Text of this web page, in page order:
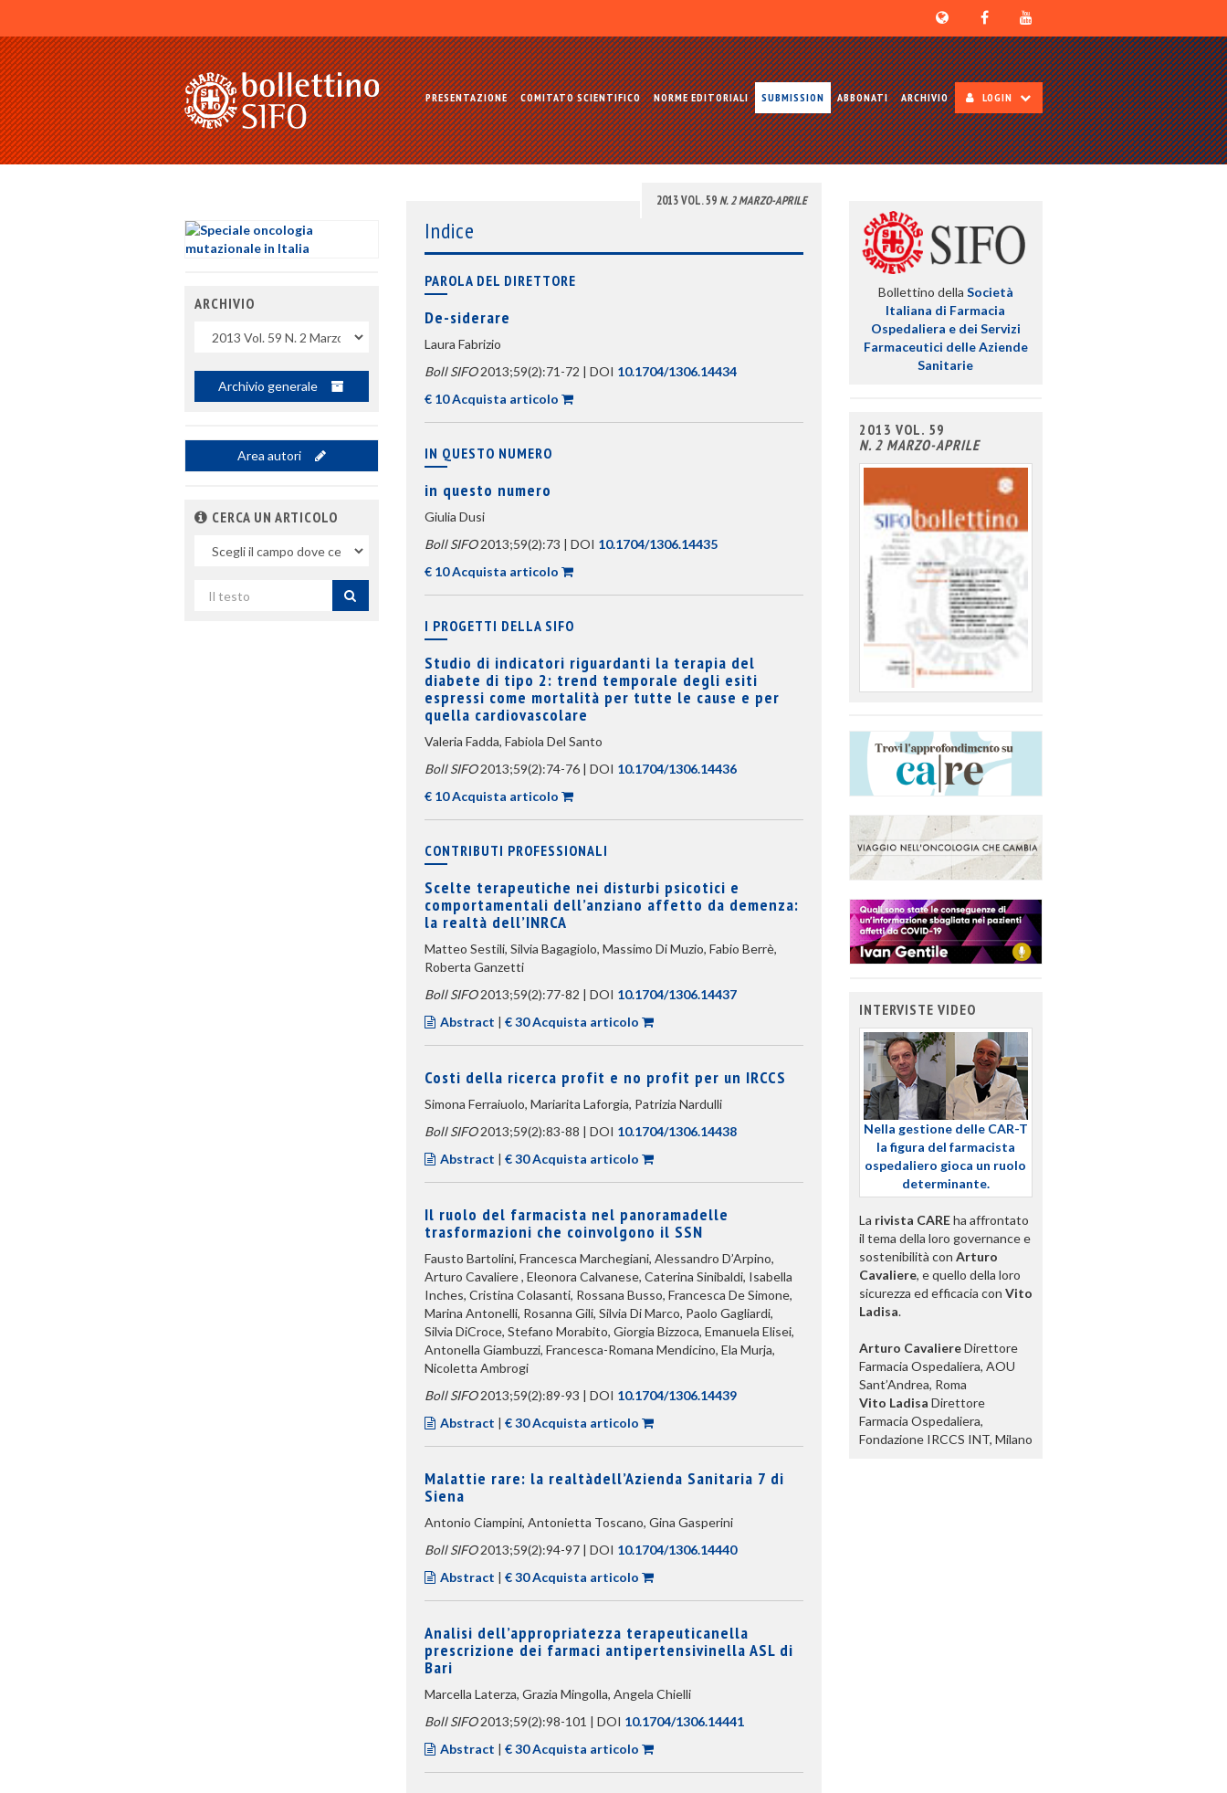
PRESENTAZIONE COMITATO SCIENTIFICO NORME EDITORIALI SUBMISSION ABBONATI ARCHIVIO LOGIN
2013 VOL. 59N. 2 MARZO-APRILE
Indice
PAROLA DEL DIRETTORE
De-siderare
Laura Fabrizio
Boll SIFO2013;59(2):71-72 | DOI 10.1704/1306.14434
€ 10 Acquista articolo
IN QUESTO NUMERO
in questo numero
Giulia Dusi
Boll SIFO2013;59(2):73 | DOI 10.1704/1306.14435
€ 10 Acquista articolo
I PROGETTI DELLA SIFO
Studio di indicatori riguardanti la terapia del
diabete di tipo 2: trend temporale degli esiti
espressi come mortalità per tutte le cause e per
quella cardiovascolare
Valeria Fadda, Fabiola Del Santo
Boll SIFO2013;59(2):74-76 | DOI 10.1704/1306.14436
€ 10 Acquista articolo
CONTRIBUTI PROFESSIONALI
Scelte terapeutiche nei disturbi psicotici e
comportamentali dell’anziano affetto da demenza:
la realtà dell’INRCA
Matteo Sestili, Silvia Bagagiolo, Massimo Di Muzio, Fabio Berrè,
Roberta Ganzetti
Boll SIFO2013;59(2):77-82 | DOI 10.1704/1306.14437
Abstract | € 30 Acquista articolo
Costi della ricerca profit e no profit per un IRCCS
Simona Ferraiuolo, Mariarita Laforgia, Patrizia Nardulli
Boll SIFO2013;59(2):83-88 | DOI 10.1704/1306.14438
Abstract | € 30 Acquista articolo
Il ruolo del farmacista nel panoramadelle
trasformazioni che coinvolgono il SSN
Fausto Bartolini, Francesca Marchegiani, Alessandro D’Arpino,
Arturo Cavaliere , Eleonora Calvanese, Caterina Sinibaldi, Isabella
Inches, Cristina Colasanti, Rossana Busso, Francesca De Simone,
Marina Antonelli, Rosanna Gili, Silvia Di Marco, Paolo Gagliardi,
Silvia DiCroce, Stefano Morabito, Giorgia Bizzoca, Emanuela Elisei,
Antonella Giambuzzi, Francesca-Romana Mendicino, Ela Murja,
Nicoletta Ambrogi
Boll SIFO2013;59(2):89-93 | DOI 10.1704/1306.14439
Abstract | € 30 Acquista articolo
Malattie rare: la realtàdell’Azienda Sanitaria 7 di
Siena
Antonio Ciampini, Antonietta Toscano, Gina Gasperini
Boll SIFO2013;59(2):94-97 | DOI 10.1704/1306.14440
Abstract | € 30 Acquista articolo
Analisi dell’appropriatezza terapeuticanella
prescrizione dei farmaci antipertensivinella ASL di
Bari
Marcella Laterza, Grazia Mingolla, Angela Chielli
Boll SIFO2013;59(2):98-101 | DOI 10.1704/1306.14441
Abstract | € 30 Acquista articolo
ARCHIVIO
Archivio generale
Area autori
CERCA UN ARTICOLO
campo
per
Bollettino della Società
Italiana di Farmacia
Ospedaliera e dei Servizi
Farmaceutici delle Aziende
Sanitarie
2013 VOL. 59
N. 2 MARZO-APRILE
INTERVISTE VIDEO
Nella gestione delle CAR-T
la figura del farmacista
ospedaliero gioca un ruolo
determinante.
La rivista CAREha affrontato
il tema della loro governance e
sostenibilità con Arturo
Cavaliere, e quello della loro
sicurezza ed efficacia con Vito
Ladisa.
Arturo CavaliereDirettore
Farmacia Ospedaliera, AOU
Sant’Andrea, Roma
Vito Ladisa Direttore
Farmacia Ospedaliera,
Fondazione IRCCS INT, Milano